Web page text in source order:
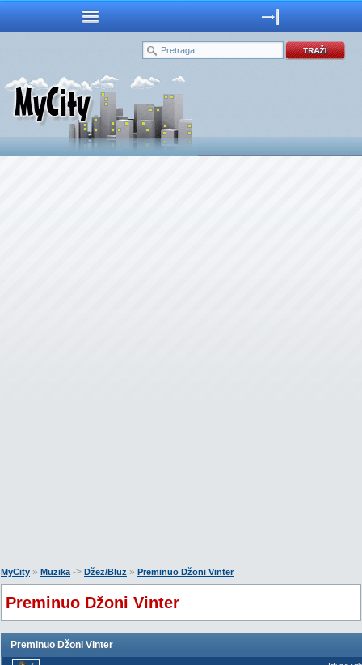
MyCity » Muzika-> Džez/Bluz » Preminuo Džoni Vinter
Preminuo Džoni Vinter
Preminuo Džoni Vinter